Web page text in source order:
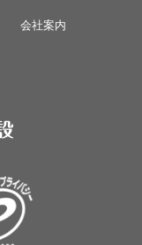
会社案内